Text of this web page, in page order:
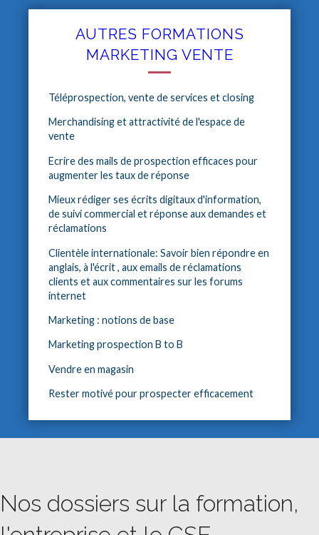
AUTRES FORMATIONS
MARKETING VENTE
Téléprospection, vente de services et closing
Merchandising et attractivité de l'espace de
vente
Ecrire des mails de prospection efficaces pour
augmenter les taux de réponse
Mieux rédiger ses écrits digitaux d'information,
de suivi commercial et réponse aux demandes et
réclamations
Clientèle internationale: Savoir bien répondre en
anglais, à l'écrit , aux emails de réclamations
clients et aux commentaires sur les forums
internet
Marketing : notions de base
Marketing prospection B to B
Vendre en magasin
Rester motivé pour prospecter efficacement
Nos dossiers sur la formation,